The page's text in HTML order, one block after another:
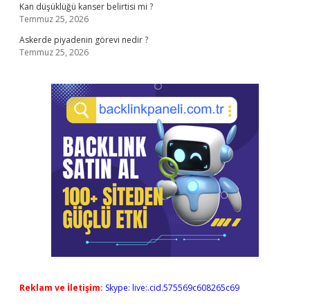
Kan düşüklüğü kanser belirtisi mi ?
Temmuz 25, 2026
Askerde piyadenin görevi nedir ?
Temmuz 25, 2026
Reklam ve İletişim: Skype: live:.cid.575569c608265c69